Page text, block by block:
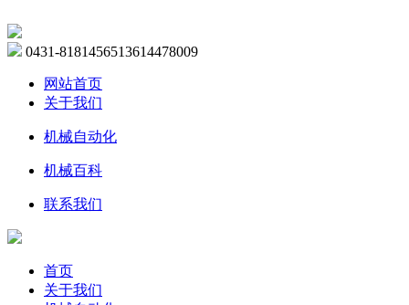
0431-8181456513614478009
网站首页
关于我们
机械自动化
机械百科
联系我们
首页
关于我们